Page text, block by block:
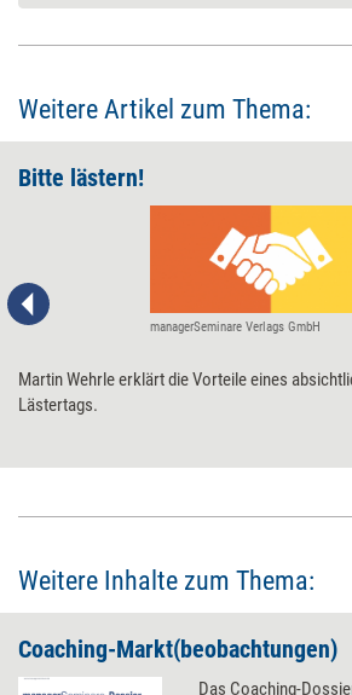
Weitere Artikel zum Thema:
Bitte lästern!
managerSeminare Verlags GmbH
Martin Wehrle erklärt die Vorteile eines
Lästertags.
Weitere Inhalte zum Thema:
Coaching-Markt(beobachtungen)
Das Coaching-